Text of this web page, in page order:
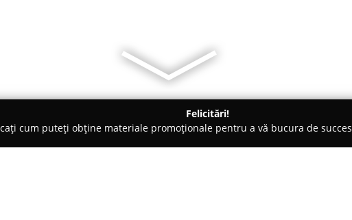
Felicitări!
cum puteți obține materiale promoționale pentru a vă bucura de